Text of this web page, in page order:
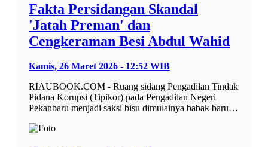
Fakta Persidangan Skandal
'Jatah Preman' dan
Cengkeraman Besi Abdul Wahid
Kamis, 26 Maret 2026 - 12:52 WIB
RIAUBOOK.COM - Ruang sidang Pengadilan Tindak
Pidana Korupsi (Tipikor) pada Pengadilan Negeri
Pekanbaru menjadi saksi bisu dimulainya babak baru…